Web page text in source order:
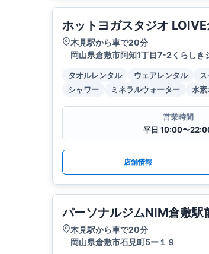
ホットヨガスタジオ
木見駅から車で20分
岡山県倉敷市阿知1丁目7-2くらしき
タオルレンタル ウェアレンタル
シャワー
ミネラルウォーター 水素
営業時間
平日 10:00〜
店舗情報
パーソナルジムNIM倉敷駅
木見駅から車で20分
岡山県倉敷市石見町5ー１９